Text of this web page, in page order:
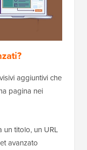
aggiuntivi che
pagina nei
un titolo, un URL
avanzato